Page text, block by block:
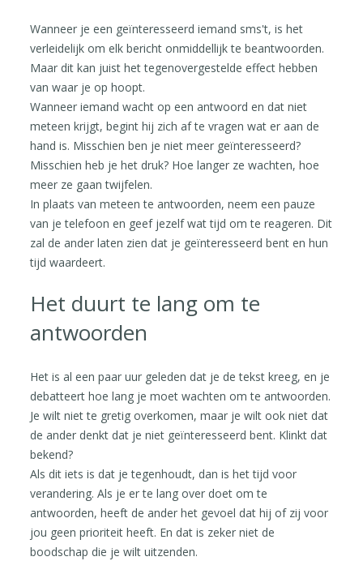
Wanneer je een geïnteresseerd iemand sms't, is het
verleidelijk om elk bericht onmiddellijk te beantwoorden.
Maar dit kan juist het tegenovergestelde effect hebben
van waar je op hoopt.
Wanneer iemand wacht op een antwoord en dat niet
meteen krijgt, begint hij zich af te vragen wat er aan de
hand is. Misschien ben je niet meer geïnteresseerd?
Misschien heb je het druk? Hoe langer ze wachten, hoe
meer ze gaan twijfelen.
In plaats van meteen te antwoorden, neem een pauze
van je telefoon en geef jezelf wat tijd om te reageren. Dit
zal de ander laten zien dat je geïnteresseerd bent en hun
tijd waardeert.
Het duurt te lang om te
antwoorden
Het is al een paar uur geleden dat je de tekst kreeg, en je
debatteert hoe lang je moet wachten om te antwoorden.
Je wilt niet te gretig overkomen, maar je wilt ook niet dat
de ander denkt dat je niet geïnteresseerd bent. Klinkt dat
bekend?
Als dit iets is dat je tegenhoudt, dan is het tijd voor
verandering. Als je er te lang over doet om te
antwoorden, heeft de ander het gevoel dat hij of zij voor
jou geen prioriteit heeft. En dat is zeker niet de
boodschap die je wilt uitzenden.